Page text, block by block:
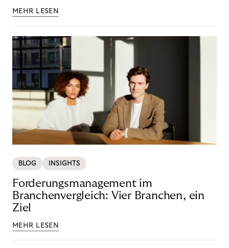
MEHR LESEN
BLOG INSIGHTS
Forderungsmanagement im
Branchenvergleich: Vier Branchen, ein
Ziel
MEHR LESEN